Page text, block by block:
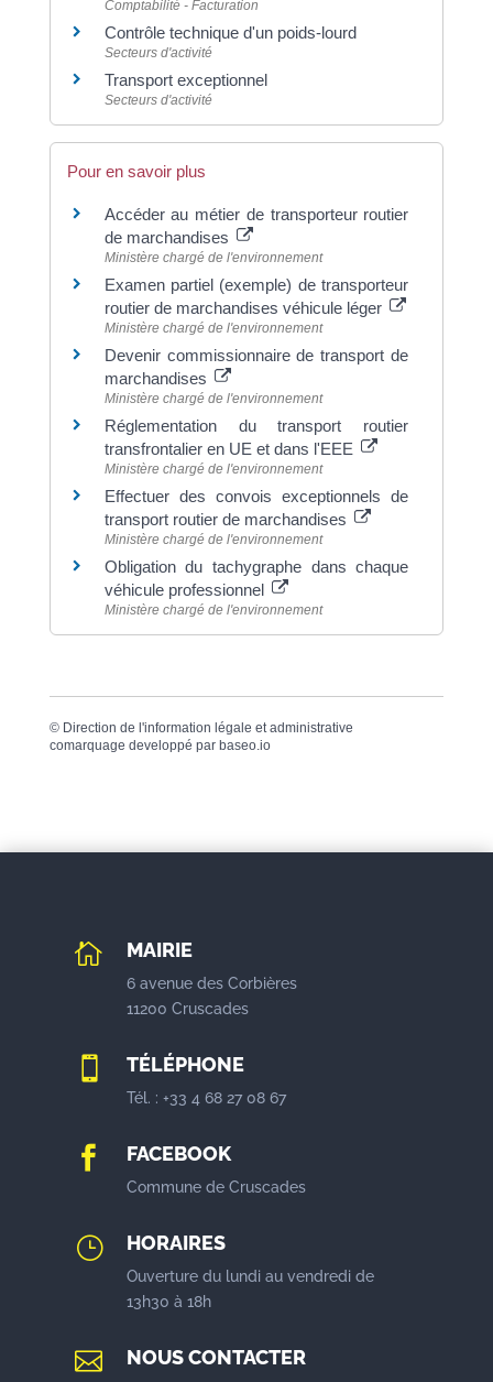
Comptabilité - Facturation
Contrôle technique d'un poids-lourd
Secteurs d'activité
Transport exceptionnel
Secteurs d'activité
Pour en savoir plus
Accéder au métier de transporteur routier
de marchandises
Ministère chargé de l'environnement
Examen partiel (exemple) de transporteur
routier de marchandises véhicule léger
Ministère chargé de l'environnement
Devenir commissionnaire de transport de
marchandises
Ministère chargé de l'environnement
Réglementation du transport routier
transfrontalier en UE et dans l'EEE
Ministère chargé de l'environnement
Effectuer des convois exceptionnels de
transport routier de marchandises
Ministère chargé de l'environnement
Obligation du tachygraphe dans chaque
véhicule professionnel
Ministère chargé de l'environnement
© Direction de l'information légale et administrative
comarquage developpé par baseo.io
 MAIRIE
6 avenue des Corbières
11200 Cruscades
 TÉLÉPHONE
Tél. : +33 4 68 27 08 67
 FACEBOOK
Commune de Cruscades
} HORAIRES
Ouverture du lundi au vendredi de
13h30 à 18h
 NOUS CONTACTER